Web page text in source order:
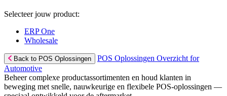
Selecteer jouw product:
ERP One
Wholesale
Back to POS Oplossingen
POS Oplossingen Overzicht for
Automotive
Beheer complexe productassortimenten en houd klanten in
beweging met snelle, nauwkeurige en flexibele POS-oplossingen —